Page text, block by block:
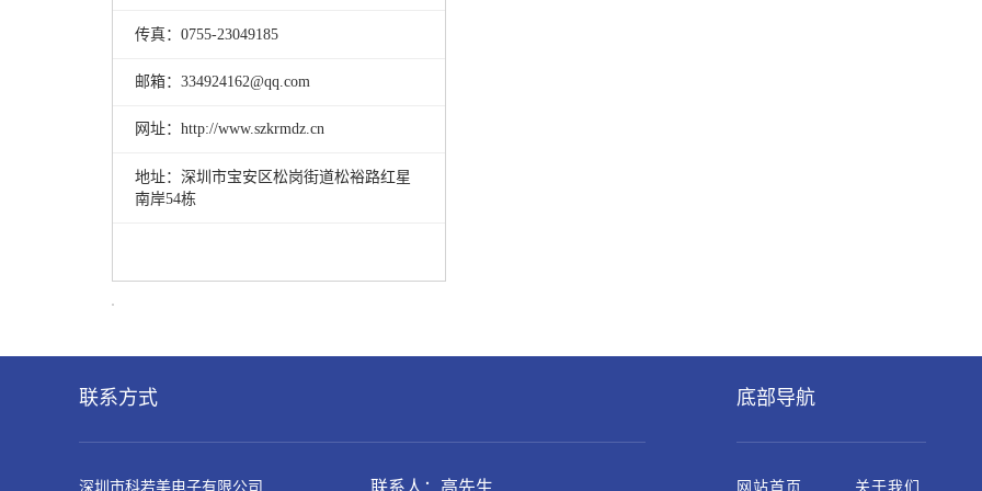
传真：0755-23049185
邮箱：334924162@qq.com
网址：http://www.szkrmdz.cn
地址： 深圳市宝安区松岗街道松裕路红星
南岸54栋
联系方式
深圳市科若美电子有限公司 联系人：高先生
底部导航
网站首页 关于我们